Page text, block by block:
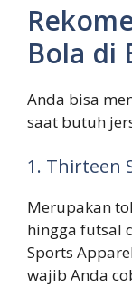
Bola di
Anda bisa
saat butuh
1. Thirteen
Merupakan
hingga futsal
Sports
wajib Anda